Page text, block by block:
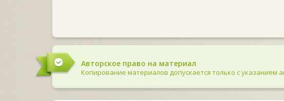
Авторское право на материал
Копирование материалов допускается только с указанием